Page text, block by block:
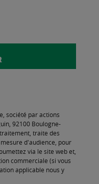
société par actions
92100 Boulogne-
traite des
d'audience, pour
via le site web et,
commerciale (si vous
applicable nous y